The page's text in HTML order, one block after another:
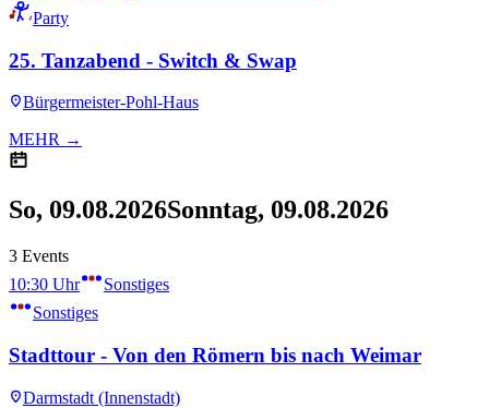
Party
25. Tanzabend - Switch & Swap
Bürgermeister-Pohl-Haus
MEHR →
So, 09.08.2026Sonntag, 09.08.2026
3 Events
10:30 Uhr
Sonstiges
Sonstiges
Stadttour - Von den Römern bis nach Weimar
Darmstadt (Innenstadt)